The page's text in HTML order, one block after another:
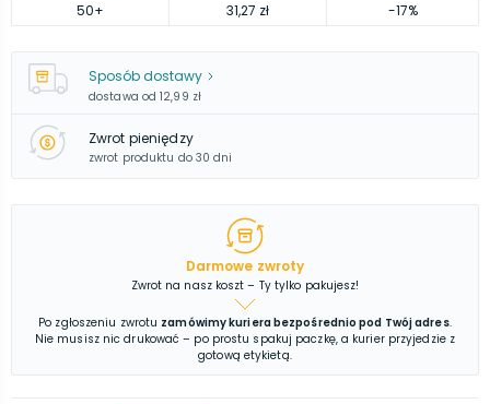
50+ 31,27 zł -17%
Sposób dostawy
dostawa od 12,99 zł
Zwrot pieniędzy
zwrot produktu do 30 dni
Darmowe zwroty
Zwrot na nasz koszt – Ty tylko pakujesz!
Po zgłoszeniu zwrotu zamówimy kuriera bezpośrednio pod Twój adres.
Nie musisz nic drukować – po prostu spakuj paczkę, a kurier przyjedzie z
gotową etykietą.